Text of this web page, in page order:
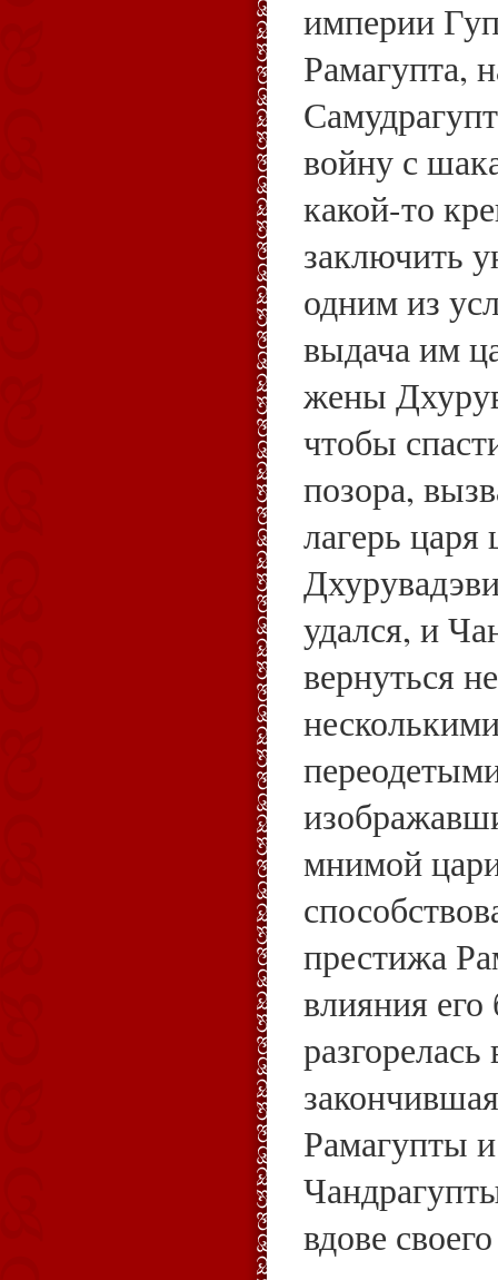
империи
Рамагупта,
войну с
какой-то
заключить
одним из
выдача им
жены
чтобы
позора,
лагерь
удался, и
вернуться
мнимой
престижа
влияния
Рамагупты
вдове